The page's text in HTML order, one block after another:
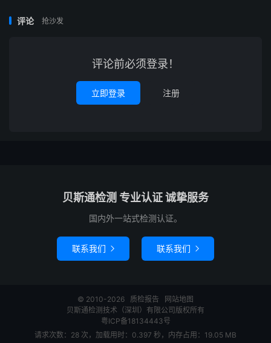
评论 抢沙发
评论前必须登录！
立即登录 注册
贝斯通检测 专业认证 诚挚服务
国内外一站式检测认证。
联系我们  联系我们 
© 2010-2026 质检报告
网站地图
贝斯通检测技术（深圳）有限公司版权所有
粤ICP备18134443号
请求次数：28 次，加载用时：0.397 秒，内存占用：19.05 MB